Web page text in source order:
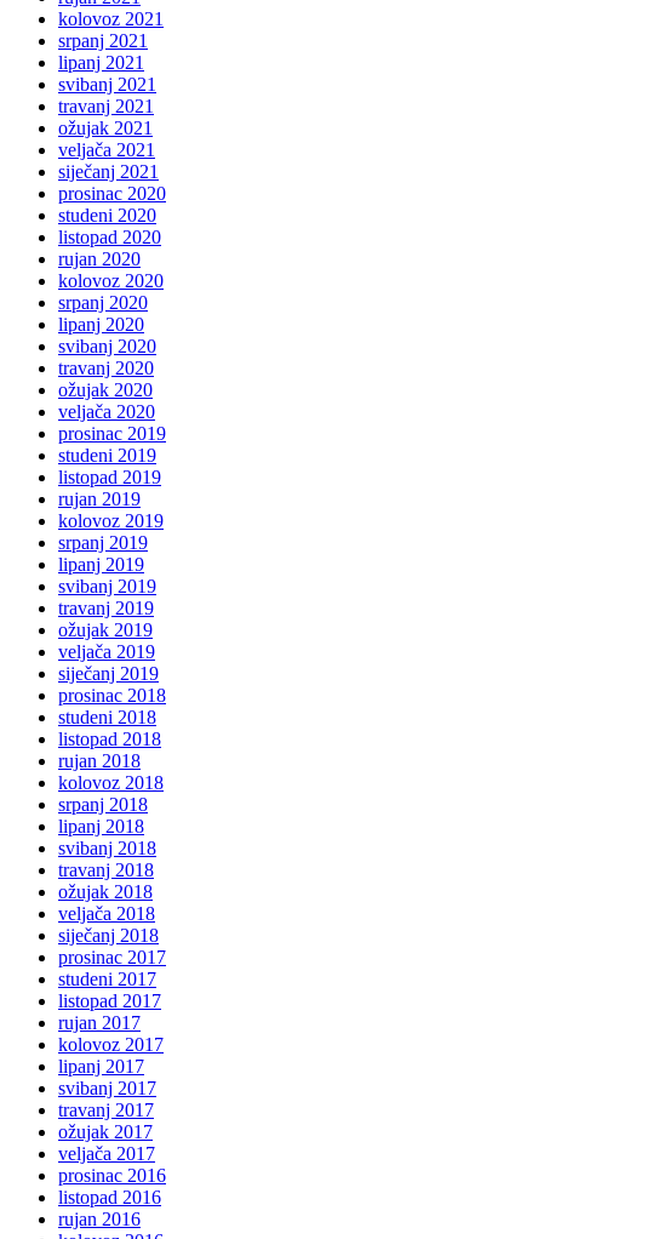
kolovoz 2021
srpanj 2021
lipanj 2021
svibanj 2021
travanj 2021
ožujak 2021
veljača 2021
siječanj 2021
prosinac 2020
studeni 2020
listopad 2020
rujan 2020
kolovoz 2020
srpanj 2020
lipanj 2020
svibanj 2020
travanj 2020
ožujak 2020
veljača 2020
prosinac 2019
studeni 2019
listopad 2019
rujan 2019
kolovoz 2019
srpanj 2019
lipanj 2019
svibanj 2019
travanj 2019
ožujak 2019
veljača 2019
siječanj 2019
prosinac 2018
studeni 2018
listopad 2018
rujan 2018
kolovoz 2018
srpanj 2018
lipanj 2018
svibanj 2018
travanj 2018
ožujak 2018
veljača 2018
siječanj 2018
prosinac 2017
studeni 2017
listopad 2017
rujan 2017
kolovoz 2017
lipanj 2017
svibanj 2017
travanj 2017
ožujak 2017
veljača 2017
prosinac 2016
listopad 2016
rujan 2016